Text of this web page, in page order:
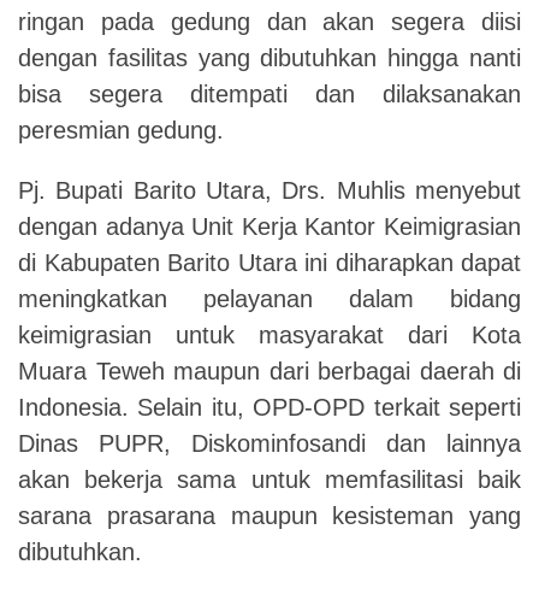
ringan pada gedung dan akan segera diisi
dengan fasilitas yang dibutuhkan hingga nanti
bisa segera ditempati dan dilaksanakan
peresmian gedung.
Pj. Bupati Barito Utara, Drs. Muhlis menyebut
dengan adanya Unit Kerja Kantor Keimigrasian
di Kabupaten Barito Utara ini diharapkan dapat
meningkatkan pelayanan dalam bidang
keimigrasian untuk masyarakat dari Kota
Muara Teweh maupun dari berbagai daerah di
Indonesia. Selain itu, OPD-OPD terkait seperti
Dinas PUPR, Diskominfosandi dan lainnya
akan bekerja sama untuk memfasilitasi baik
sarana prasarana maupun kesisteman yang
dibutuhkan.